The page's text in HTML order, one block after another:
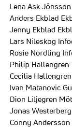
Lena Ask
Anders Ekblad
Jenny Ekblad
Lars Nileskog
Rosie Nordling
Philip Hallengren
Cecilia
Ivan Matanovic
Dion Liljegren
Jonas
Conny